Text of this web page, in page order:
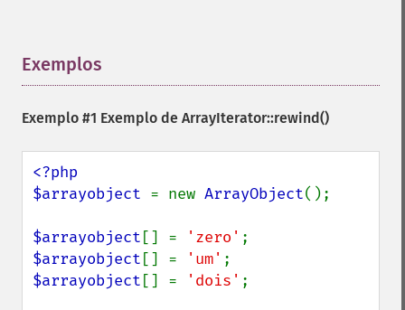
Exemplos
Exemplo #1 Exemplo de ArrayIterator::rewind()
<?php
$arrayobject = new ArrayObject();
$arrayobject [] = 'zero'
$arrayobject [] = 'um'
$arrayobject [] = 'dois' ;